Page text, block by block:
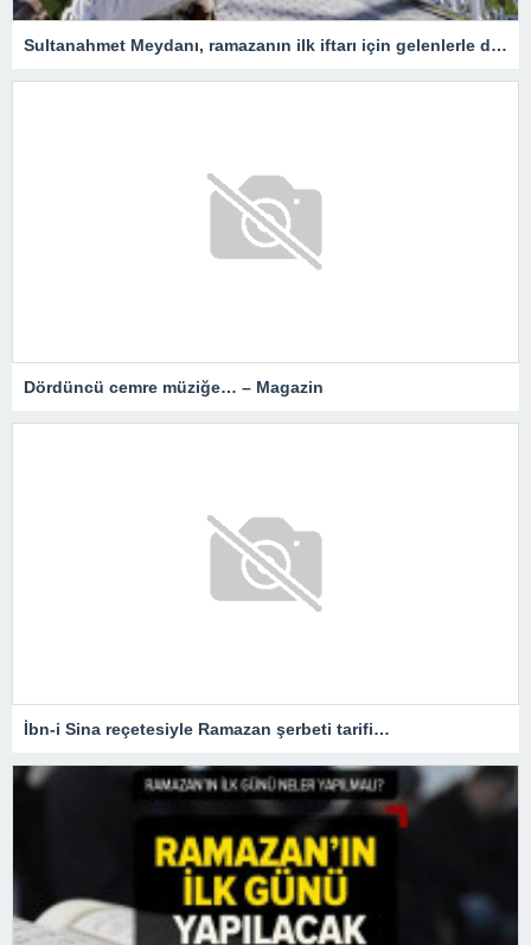
Sultanahmet Meydanı, ramazanın ilk iftarı için gelenlerle doldu
Dördüncü cemre müziğe… – Magazin
İbn-i Sina reçetesiyle Ramazan şerbeti tarifi…